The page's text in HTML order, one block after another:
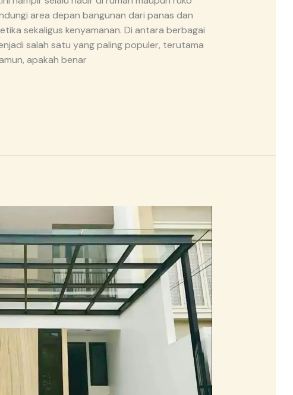
area depan bangunan dari panas dan
sekaligus kenyamanan. Di antara berbagai
salah satu yang paling populer, terutama
apakah benar